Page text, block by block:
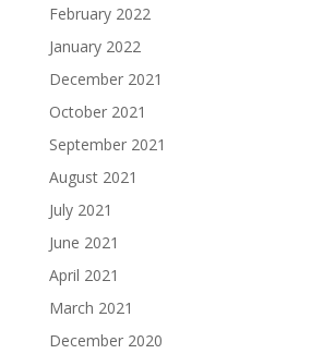
February 2022
January 2022
December 2021
October 2021
September 2021
August 2021
July 2021
June 2021
April 2021
March 2021
December 2020